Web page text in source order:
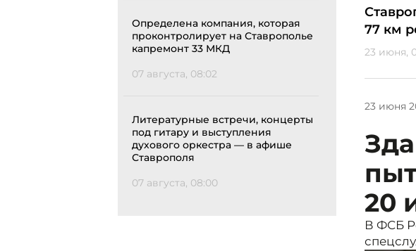
Определена компания, которая
проконтролирует на Ставрополье
капремонт 33 МКД
07 августа, 08:02
Литературные встречи, концерты
под гитару и выступления
духового оркестра — в афише
Ставрополя
07 августа, 08:00
77 км
23 июня,
23 июня
20
В ФСБ